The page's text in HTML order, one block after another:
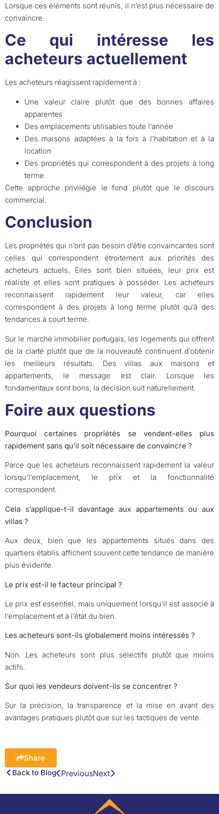
Lorsque ces éléments sont réunis, il n’est plus nécessaire de
convaincre.
Ce qui intéresse les
acheteurs actuellement
Les acheteurs réagissent rapidement à :
Une valeur claire plutôt que des bonnes affaires
apparentes
Des emplacements utilisables toute l’année
Des maisons adaptées à la fois à l’habitation et à la
location
Des propriétés qui correspondent à des projets à long
terme
Cette approche privilégie le fond plutôt que le discours
commercial.
Conclusion
Les propriétés qui n’ont pas besoin d’être convaincantes sont
celles qui correspondent étroitement aux priorités des
acheteurs actuels. Elles sont bien situées, leur prix est
réaliste et elles sont pratiques à posséder. Les acheteurs
reconnaissent rapidement leur valeur, car elles
correspondent à des projets à long terme plutôt qu’à des
tendances à court terme.
Sur le marché immobilier portugais, les logements qui offrent
de la clarté plutôt que de la nouveauté continuent d’obtenir
les meilleurs résultats. Des villas aux maisons et
appartements, le message est clair. Lorsque les
fondamentaux sont bons, la décision suit naturellement.
Foire aux questions
Pourquoi certaines propriétés se vendent-elles plus
rapidement sans qu’il soit nécessaire de convaincre ?
Parce que les acheteurs reconnaissent rapidement la valeur
lorsqu’l’emplacement, le prix et la fonctionnalité
correspondent.
Cela s’applique-t-il davantage aux appartements ou aux
villas ?
Aux deux, bien que les appartements situés dans des
quartiers établis affichent souvent cette tendance de manière
plus évidente.
Le prix est-il le facteur principal ?
Le prix est essentiel, mais uniquement lorsqu’il est associé à
l’emplacement et à l’état du bien.
Les acheteurs sont-ils globalement moins intéressés ?
Non. Les acheteurs sont plus sélectifs plutôt que moins
actifs.
Sur quoi les vendeurs doivent-ils se concentrer ?
Sur la précision, la transparence et la mise en avant des
avantages pratiques plutôt que sur les tactiques de vente.
Share
Back to Blog PreviousNext